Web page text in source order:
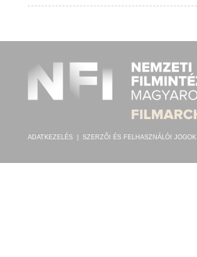
ADATKEZELÉS SZERZŐI ÉS FELHASZNÁLÓI JOGOK